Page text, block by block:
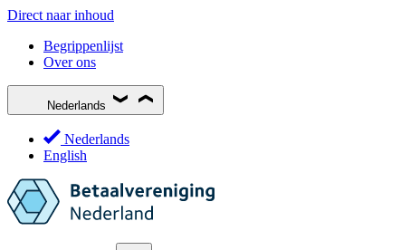
Direct naar inhoud
Begrippenlijst
Over ons
Nederlands
Nederlands
English